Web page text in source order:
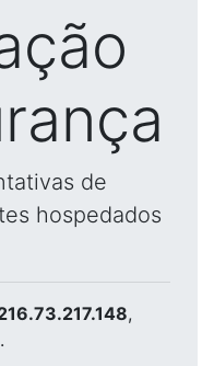
de
hospedados
,